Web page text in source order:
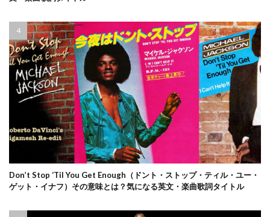
Don’t Stop ‘Til You Get Enough（ドント・ストップ・ティル・ユー・
ゲット・イナフ）その意味とは？気になる英文・楽曲歌詞タイトル